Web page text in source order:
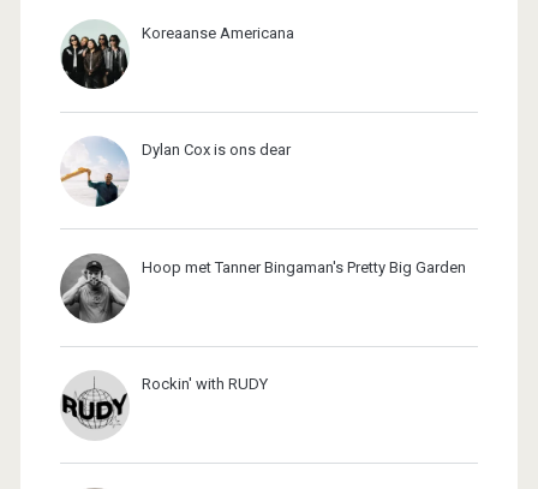
Koreaanse Americana
Dylan Cox is ons dear
Hoop met Tanner Bingaman's Pretty Big Garden
Rockin' with RUDY